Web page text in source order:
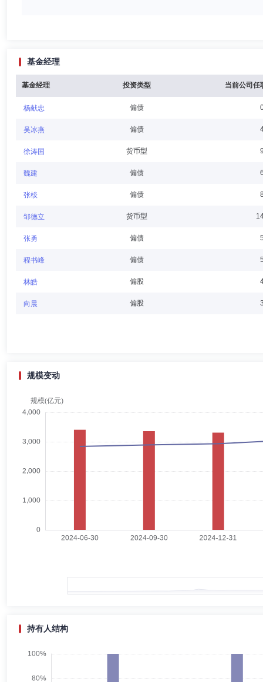
谢鸿鹤先生：董事，硕士，现任长城证券股份有限公司产业金融研究院
份有限公司、中信建投证券股份有限公司、中泰证券股份有限公司。
周钟山 学历：博士
周钟山先生：董事，博士，现任长城证券股份有限公司副总裁兼董事会
祝函 董事,总经理（总裁）,投资决策委员会成员 学历：
祝函先生：中国籍，无永久境外居留权，西南财经大学金融法学硕士
学历：硕士
何小乐女士：副总经理兼董事会秘书、营销策划部总经理，硕士。
析师、投资经理、管理合伙人。2018年4月加入长城基金管理有限公司
汪建中 独立董事 学历：本科 任职日期：2023-08-01
唐纹女士：独立董事，学士，现已退休。曾任电力部科学研究院系统
基金经理
基金经理 投资类型 当前公司任
杨献忠 偏债
吴冰燕 偏债
徐涛国 货币型
魏建 偏债
张棪 偏债
邹德立 货币型
张勇 偏债
程书峰 偏债
林皓 偏股
向晨 偏股
规模变动
持有人结构